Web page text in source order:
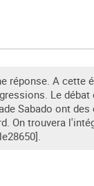
réponse. A cette
Le débat
Sabado ont
On trouvera